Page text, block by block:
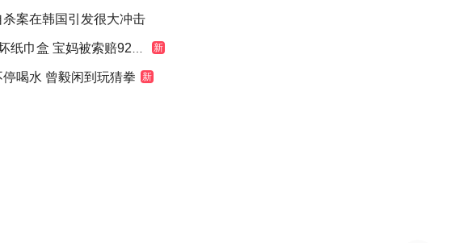
杀案在韩国引发很大冲击
纸巾盒 宝妈被索赔924元 新
喝水 曾毅闲到玩猜拳 新